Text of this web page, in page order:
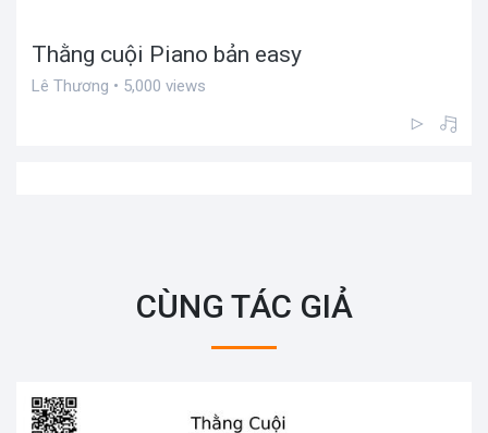
Thằng cuội Piano bản easy
Lê Thương • 5,000 views
CÙNG TÁC GIẢ